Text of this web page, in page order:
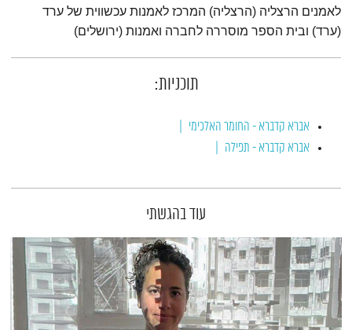
לאמנים הרצליה (הרצליה) המרכז לאמנות עכשווית של ערד
(ערד) ובית הספר מוסררה לחברה ואמנות (ירושלים)
תוכניות:
אברא קדברא - החומר האלכימי
אברא קדברא - תפילה
עוד בהגשתי